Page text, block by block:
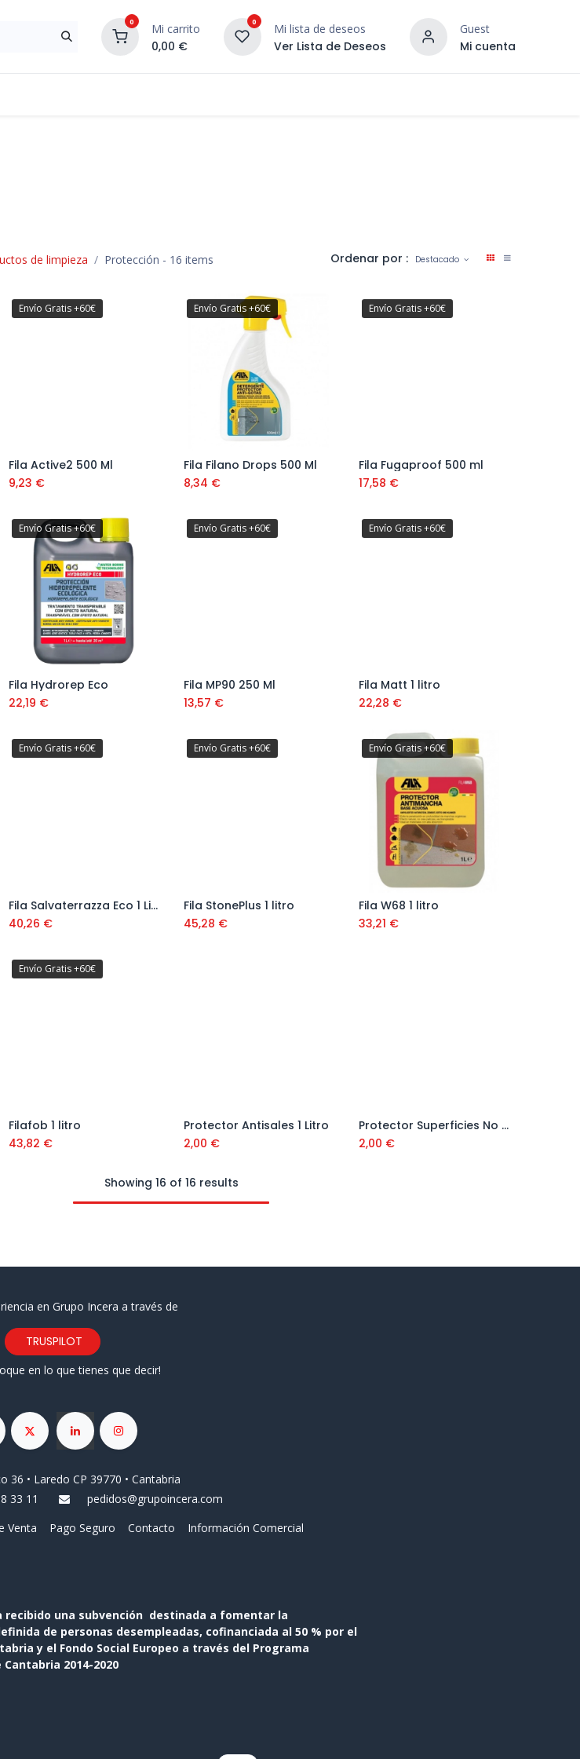
0 Mi carrito
0,00 €
0 Mi lista de deseos
Ver Lista de Deseos
Guest
Mi cuenta
¡DESCUBRE NUESTRO
de limpieza Protección - 16 items Ordenar por : Destacado
Envío Gratis +60€
Añadir al carrito
Fila Active2 500 Ml
9,23 €
Envío Gratis +60€
Añadir al carrito
Fila Filano Drops 500 Ml
8,34 €
Envío Gratis +60€
Añadir al carrito
Fila Fugaproof 500 ml
17,58 €
Envío Gratis +60€
Añadir al carrito
Fila Hydrorep Eco
22,19 €
Envío Gratis +60€
Añadir al carrito
Fila MP90 250 Ml
13,57 €
Envío Gratis +60€
Añadir al carrito
Fila Matt 1 litro
22,28 €
Envío Gratis +60€
Añadir al carrito
Fila Salvaterrazza Eco 1 Litro
40,26 €
Envío Gratis +60€
Añadir al carrito
Fila StonePlus 1 litro
45,28 €
Envío Gratis +60€
Añadir al carrito
Fila W68 1 litro
33,21 €
Envío Gratis +60€
Añadir al carrito
Filafob 1 litro
43,82 €
Añadir al carrito
Protector Antisales 1 Litro
2,00 €
Añadir al carrito
Protector Superficies No Porosa RP-51 1 Litro
2,00 €
Showing 16 of 16 results
en Grupo Incera a través de
TRUSPILOT
en lo que tienes que decir!
36 • Laredo CP 39770 • Cantabria
33 11
pedidos@grupoincera.com
Venta Pago Seguro Contacto Información Comercial
recibido una subvención destinada a fomentar la
de personas desempleadas, cofinanciada al 50 % por el
y el Fondo Social Europeo a través del Programa
Cantabria 2014-2020